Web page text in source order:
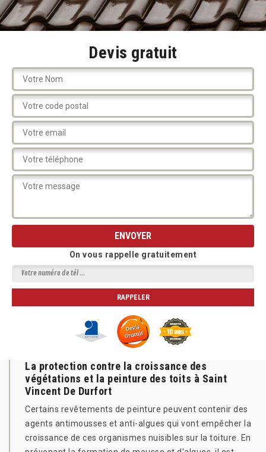
Devis gratuit
On vous rappelle gratuitement
La protection contre la croissance des
végétations et la peinture des toits à Saint
Vincent De Durfort
Certains revêtements de peinture peuvent contenir des
agents antimousses et anti-algues qui vont empêcher la
croissance de ces organismes nuisibles sur la toiture. En